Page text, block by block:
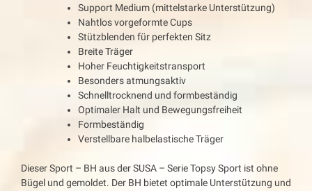
Support Medium (mittelstarke Unterstützung)
Nahtlos vorgeformte Cups
Stützblenden für perfekten Sitz
Breite Träger
Hoher Feuchtigkeitstransport
Besonders atmungsaktiv
Schnelltrocknend und formbeständig
Optimaler Halt und Bewegungsfreiheit
Formbeständig
Verstellbare halbelastische Träger
Dieser Sport – BH aus der SUSA – Serie Topsy Sport ist ohne
Bügel und gemoldet. Der BH bietet optimale Unterstützung und